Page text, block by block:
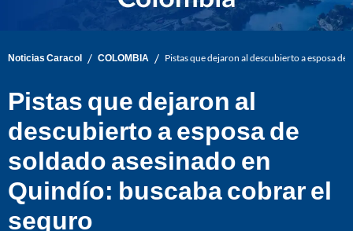
Noticias Caracol / COLOMBIA / Pistas que dejaron al descubierto a esposa
Pistas que dejaron al
descubierto a esposa de
soldado asesinado en
Quindío: buscaba cobrar el
seguro